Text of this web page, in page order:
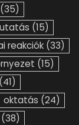
(35)
(15)
reakciók (33)
(15)
(41)
oktatás (24)
(38)